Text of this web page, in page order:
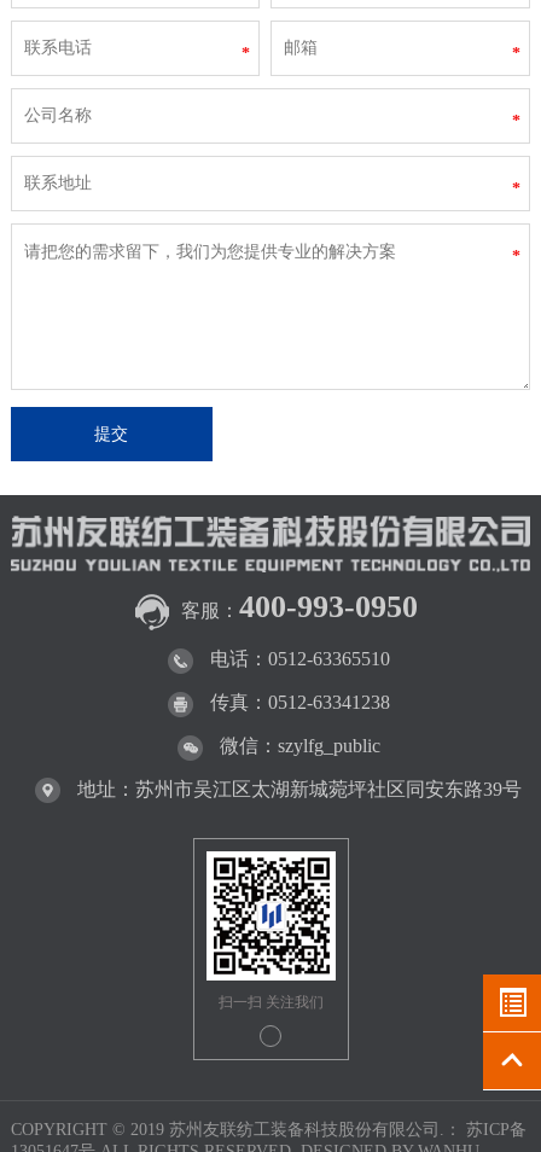
* *
*
*
*
客服： 400-993-0950
电话：0512-63365510
传真：0512-63341238
微信：szylfg_public
地址：苏州市吴江区太湖新城菀坪社区同安东路39号
扫一扫 关注我们
COPYRIGHT © 2019 苏州友联纺工装备科技股份有限公司.：
苏ICP备